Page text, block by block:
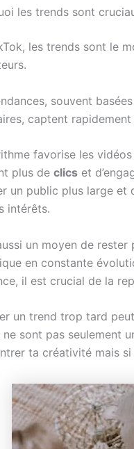
les trends sont
les trends sont le
souvent
captent rapidement
favorise les
plus de clics et
un public plus large et
intérêts.
un moyen de
en constante
il est crucial de la
un trend trop tard
sont pas seulement
ta créativité mais